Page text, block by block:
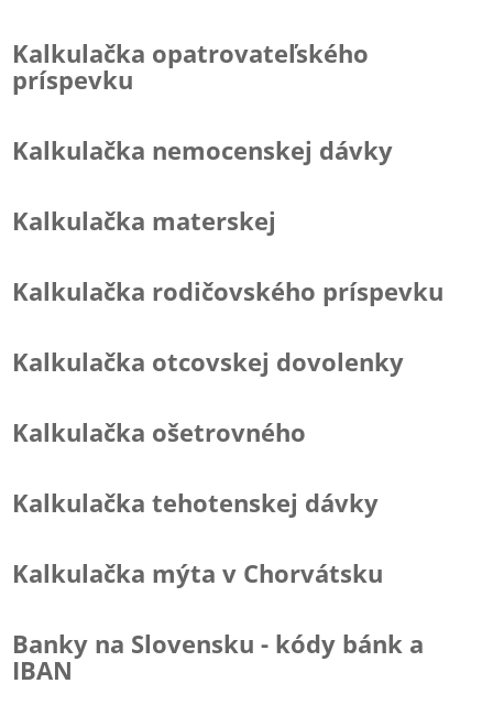
Kalkulačka opatrovateľského
príspevku
Kalkulačka nemocenskej dávky
Kalkulačka materskej
Kalkulačka rodičovského príspevku
Kalkulačka otcovskej dovolenky
Kalkulačka ošetrovného
Kalkulačka tehotenskej dávky
Kalkulačka mýta v Chorvátsku
Banky na Slovensku - kódy bánk a
IBAN